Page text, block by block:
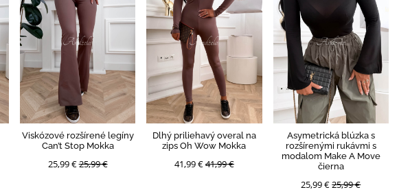
Viskózové rozšírené legíny
Can’t Stop Mokka
25,99 €25,99 €
Dlhý priliehavý overal na
zips Oh Wow Mokka
41,99 €41,99 €
Asymetrická blúzka s
rozšírenými rukávmi s
modalom Make A Move
čierna
25,99 €25,99 €